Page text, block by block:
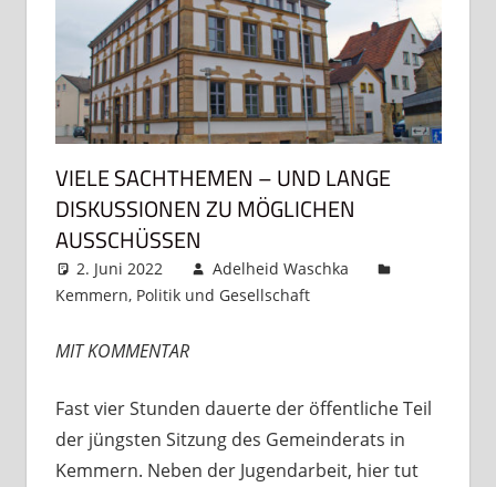
VIELE SACHTHEMEN – UND LANGE
DISKUSSIONEN ZU MÖGLICHEN
AUSSCHÜSSEN
2. Juni 2022
Adelheid Waschka
Kemmern, Politik und Gesellschaft
MIT KOMMENTAR
Fast vier Stunden dauerte der öffentliche Teil
der jüngsten Sitzung des Gemeinderats in
Kemmern. Neben der Jugendarbeit, hier tut